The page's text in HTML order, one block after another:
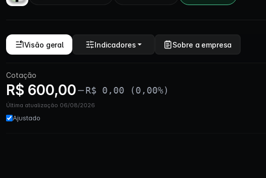
Visão geral Indicadores Sobre a empresa
Cotação
R$ 600,00 R$ 0,00 (0,00%)
Última atualização 06/08/2026
Ajustado